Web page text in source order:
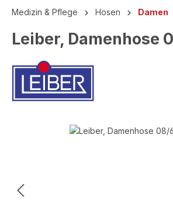
Medizin & Pflege Hosen Damen
Leiber, Damenhose
Bildergalerie überspringen